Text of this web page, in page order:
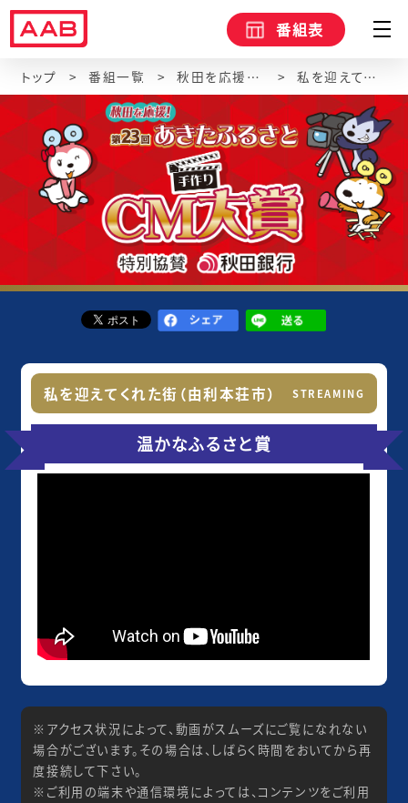
番組表
トップ 番組一覧 秋田を応援！第23回あきたふるさと手作りCM大賞 私を迎えてくれた街（由利本荘市）
私を迎えてくれた街（由利本荘市） STREAMING
温かなふるさと賞
※アクセス状況によって、動画がスムーズにご覧になれない
場合がございます。その場合は、しばらく時間をおいてから再
度接続して下さい。
※ご利用の端末や通信環境によっては、コンテンツをご利用